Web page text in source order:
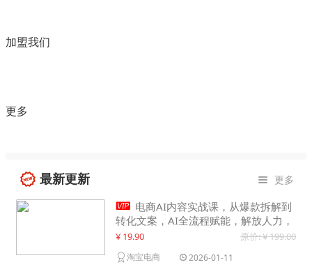
加盟我们
更多
最新更新  更多
 电商AI内容实战课，从爆款拆解到
转化文案，AI全流程赋能，解放人力，
单月节省内容成本数万元
¥ 19.90 原价: ¥ 199.00
淘宝电商 2026-01-11